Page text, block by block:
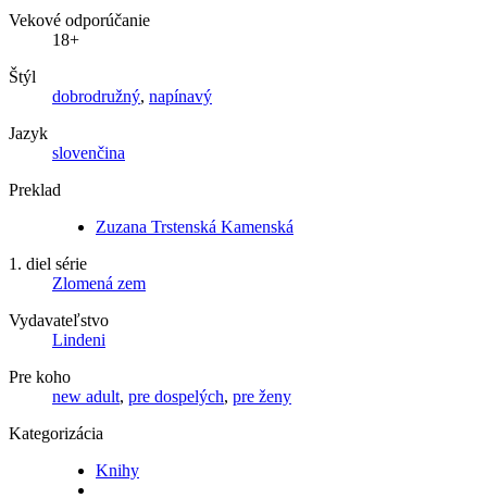
Vekové odporúčanie
18+
Štýl
dobrodružný, napínavý
Jazyk
slovenčina
Preklad
Zuzana Trstenská Kamenská
1. diel série
Zlomená zem
Vydavateľstvo
Lindeni
Pre koho
new adult, pre dospelých, pre ženy
Kategorizácia
Knihy